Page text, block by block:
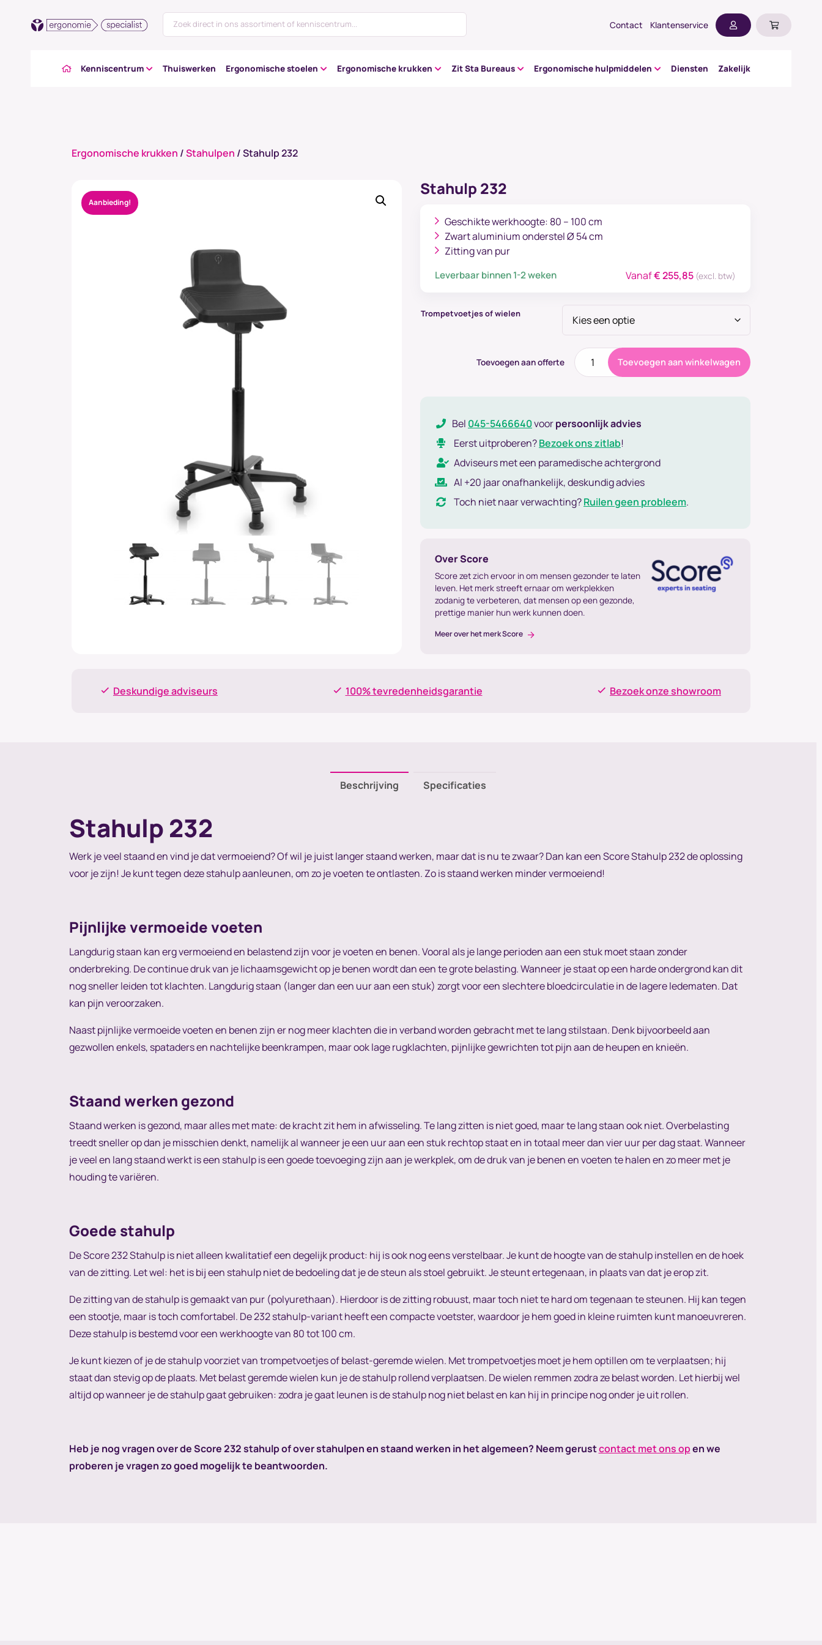
Contact Klantenservice
Kenniscentrum Thuiswerken Ergonomische stoelen Ergonomische krukken Zit Sta Bureaus Ergonomische hulpmiddelen Diensten Zakelijk
Ergonomische krukken /Stahulpen / Stahulp 232
Aanbieding!
Stahulp 232
Geschikte werkhoogte: 80 – 100 cm
Zwart aluminium onderstel Ø 54 cm
Zitting van pur
Leverbaar binnen 1-2 weken Vanaf€255,85 (excl. btw)
Trompetvoetjes of wielen
Toevoegen aan offerte
Stahulp
232
aantal
Toevoegen aan winkelwagen
Bel 045-5466640voorpersoonlijk advies
Eerst uitproberen?Bezoek ons zitlab!
Adviseurs met een paramedische achtergrond
Al +20 jaar onafhankelijk, deskundig advies
Toch niet naar verwachting?Ruilen geen probleem.
Over Score
Score zet zich ervoor in om mensen gezonder te laten
leven. Het merk streeft ernaar om werkplekken
zodanig te verbeteren, dat mensen op een gezonde,
prettige manier hun werk kunnen doen.
Meer over het merk Score
Deskundige adviseurs 100% tevredenheidsgarantie Bezoek onze showroom
Beschrijving Specificaties
Stahulp 232
Werk je veel staand en vind je dat vermoeiend? Of wil je juist langer staand werken, maar dat is nu te zwaar? Dan kan een Score Stahulp 232 de oplossing
voor je zijn! Je kunt tegen deze stahulp aanleunen, om zo je voeten te ontlasten. Zo is staand werken minder vermoeiend!
Pijnlijke vermoeide voeten
Langdurig staan kan erg vermoeiend en belastend zijn voor je voeten en benen. Vooral als je lange perioden aan een stuk moet staan zonder
onderbreking. De continue druk van je lichaamsgewicht op je benen wordt dan een te grote belasting. Wanneer je staat op een harde ondergrond kan dit
nog sneller leiden tot klachten. Langdurig staan (langer dan een uur aan een stuk) zorgt voor een slechtere bloedcirculatie in de lagere ledematen. Dat
kan pijn veroorzaken.
Naast pijnlijke vermoeide voeten en benen zijn er nog meer klachten die in verband worden gebracht met te lang stilstaan. Denk bijvoorbeeld aan
gezwollen enkels, spataders en nachtelijke beenkrampen, maar ook lage rugklachten, pijnlijke gewrichten tot pijn aan de heupen en knieën.
Staand werken gezond
Staand werken is gezond, maar alles met mate: de kracht zit hem in afwisseling. Te lang zitten is niet goed, maar te lang staan ook niet. Overbelasting
treedt sneller op dan je misschien denkt, namelijk al wanneer je een uur aan een stuk rechtop staat en in totaal meer dan vier uur per dag staat. Wanneer
je veel en lang staand werkt is een stahulp is een goede toevoeging zijn aan je werkplek, om de druk van je benen en voeten te halen en zo meer met je
houding te variëren.
Goede stahulp
De Score 232 Stahulp is niet alleen kwalitatief een degelijk product: hij is ook nog eens verstelbaar. Je kunt de hoogte van de stahulp instellen en de hoek
van de zitting. Let wel: het is bij een stahulp niet de bedoeling dat je de steun als stoel gebruikt. Je steunt ertegenaan, in plaats van dat je erop zit.
De zitting van de stahulp is gemaakt van pur (polyurethaan). Hierdoor is de zitting robuust, maar toch niet te hard om tegenaan te steunen. Hij kan tegen
een stootje, maar is toch comfortabel. De 232 stahulp-variant heeft een compacte voetster, waardoor je hem goed in kleine ruimten kunt manoeuvreren.
Deze stahulp is bestemd voor een werkhoogte van 80 tot 100 cm.
Je kunt kiezen of je de stahulp voorziet van trompetvoetjes of belast-geremde wielen. Met trompetvoetjes moet je hem optillen om te verplaatsen; hij
staat dan stevig op de plaats. Met belast geremde wielen kun je de stahulp rollend verplaatsen. De wielen remmen zodra ze belast worden. Let hierbij wel
altijd op wanneer je de stahulp gaat gebruiken: zodra je gaat leunen is de stahulp nog niet belast en kan hij in principe nog onder je uit rollen.
Heb je nog vragen over de Score 232 stahulp of over stahulpen en staand werken in het algemeen? Neem gerustcontact met ons open we
proberen je vragen zo goed mogelijk te beantwoorden.